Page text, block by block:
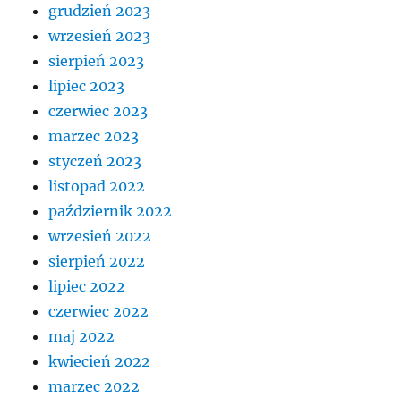
grudzień 2023
wrzesień 2023
sierpień 2023
lipiec 2023
czerwiec 2023
marzec 2023
styczeń 2023
listopad 2022
październik 2022
wrzesień 2022
sierpień 2022
lipiec 2022
czerwiec 2022
maj 2022
kwiecień 2022
marzec 2022